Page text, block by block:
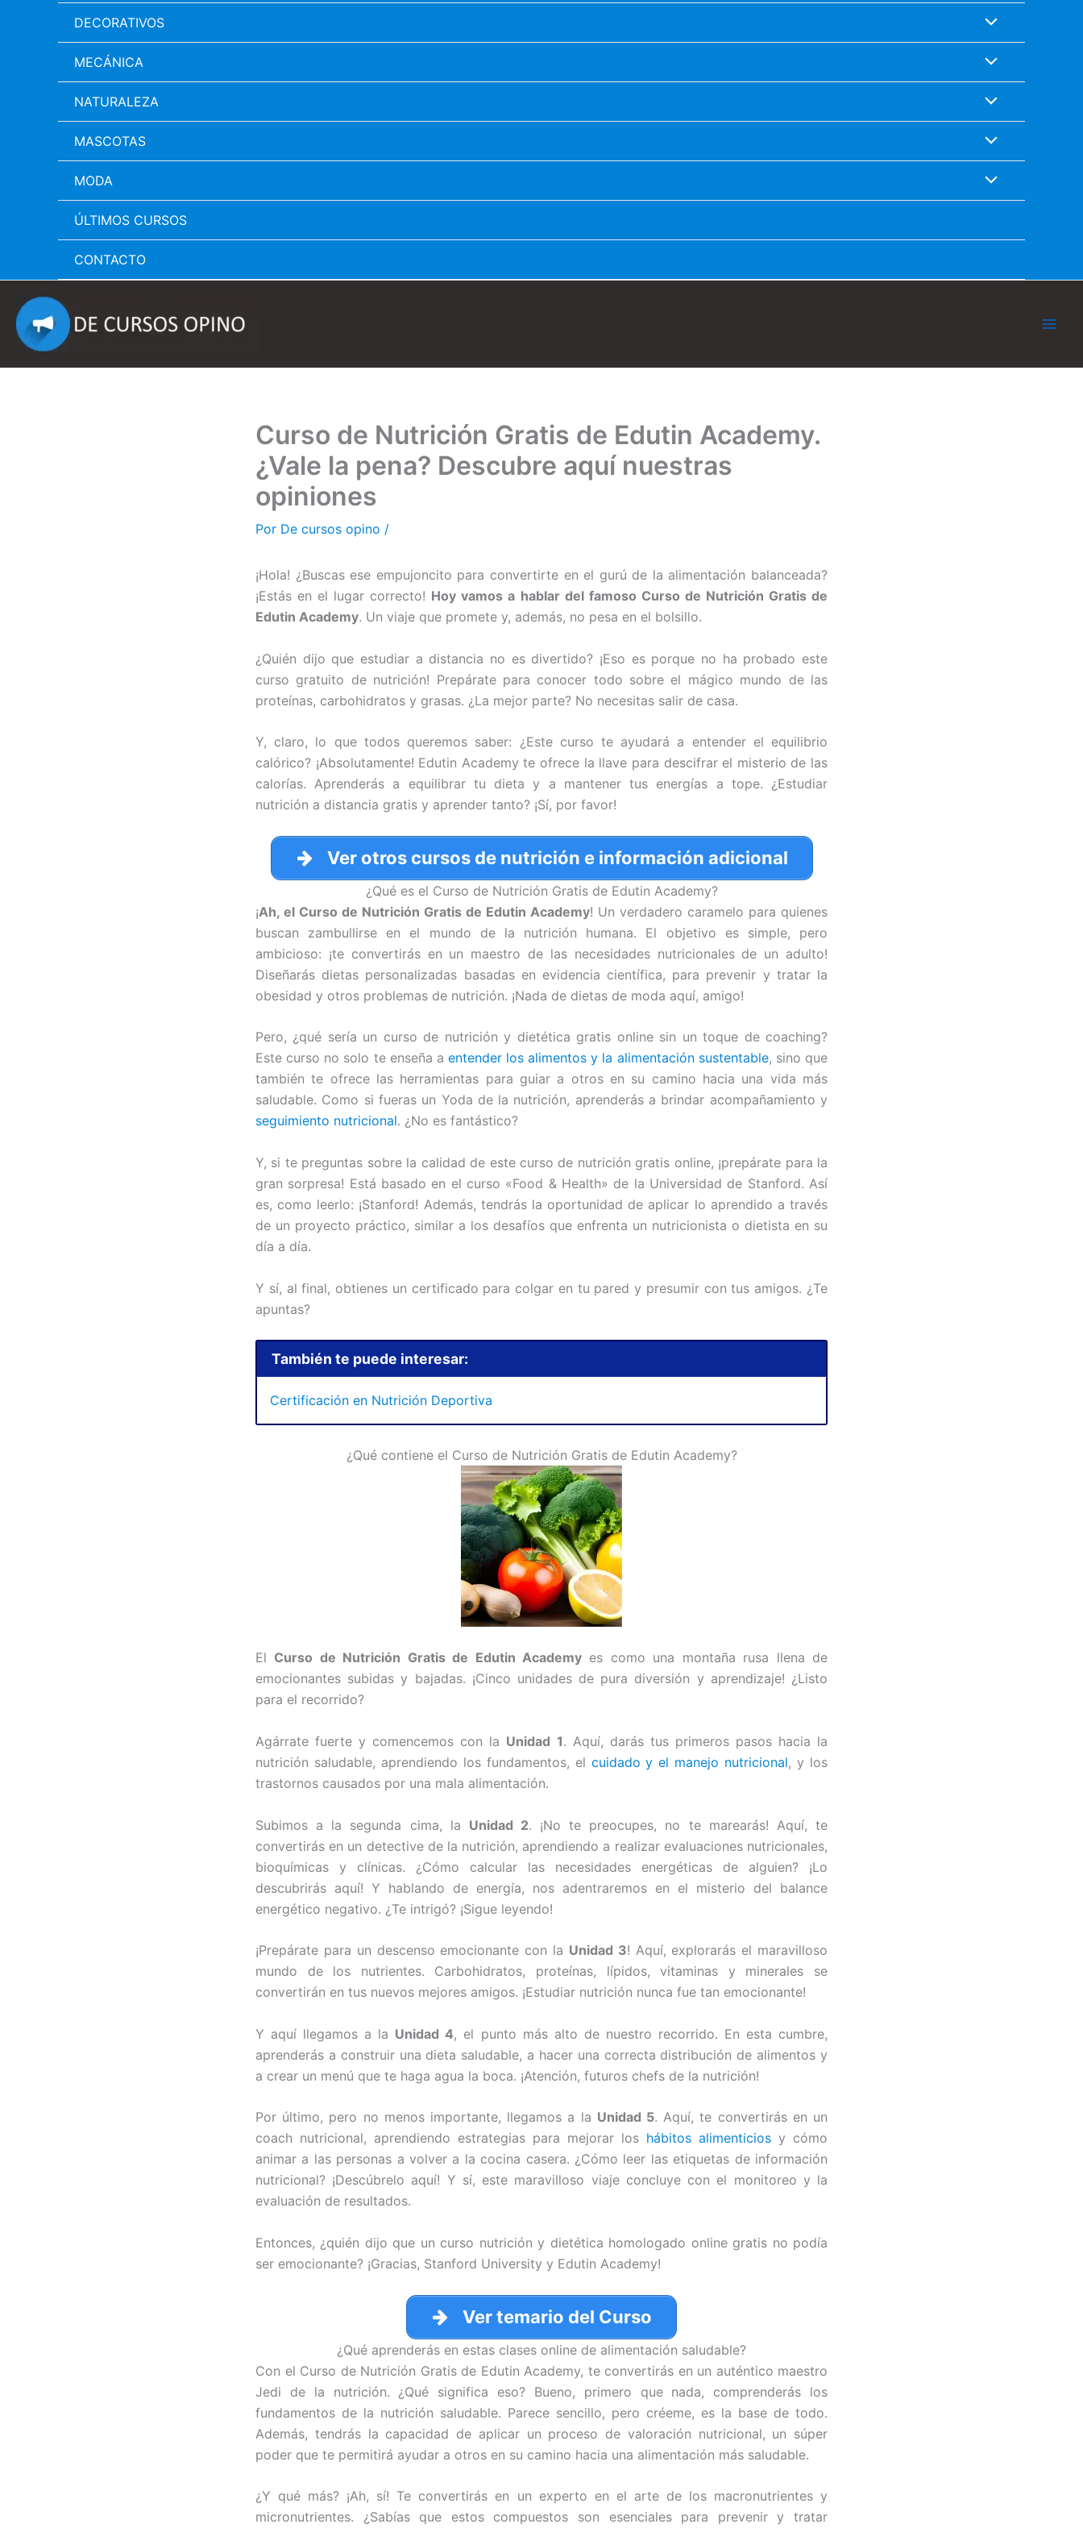
DECORATIVOS
MECÁNICA
NATURALEZA
MASCOTAS
MODA
ÚLTIMOS CURSOS
CONTACTO
Curso de Nutrición Gratis de Edutin Academy.
¿Vale la pena? Descubre aquí nuestras
opiniones
Por De cursos opino /
¡Hola! ¿Buscas ese empujoncito para convertirte en el gurú de la alimentación balanceada?
¡Estás en el lugar correcto! Hoy vamos a hablar del famoso Curso de Nutrición Gratis de
Edutin Academy. Un viaje que promete y, además, no pesa en el bolsillo.
¿Quién dijo que estudiar a distancia no es divertido? ¡Eso es porque no ha probado este
curso gratuito de nutrición! Prepárate para conocer todo sobre el mágico mundo de las
proteínas, carbohidratos y grasas. ¿La mejor parte? No necesitas salir de casa.
Y, claro, lo que todos queremos saber: ¿Este curso te ayudará a entender el equilibrio
calórico? ¡Absolutamente! Edutin Academy te ofrece la llave para descifrar el misterio de las
calorías. Aprenderás a equilibrar tu dieta y a mantener tus energías a tope. ¿Estudiar
nutrición a distancia gratis y aprender tanto? ¡Sí, por favor!
Ver otros cursos de nutrición e información adicional
¿Qué es el Curso de Nutrición Gratis de Edutin Academy?
¡Ah, el Curso de Nutrición Gratis de Edutin Academy! Un verdadero caramelo para quienes
buscan zambullirse en el mundo de la nutrición humana. El objetivo es simple, pero
ambicioso: ¡te convertirás en un maestro de las necesidades nutricionales de un adulto!
Diseñarás dietas personalizadas basadas en evidencia científica, para prevenir y tratar la
obesidad y otros problemas de nutrición. ¡Nada de dietas de moda aquí, amigo!
Pero, ¿qué sería un curso de nutrición y dietética gratis online sin un toque de coaching?
Este curso no solo te enseña a entender los alimentos y la alimentación sustentable, sino que
también te ofrece las herramientas para guiar a otros en su camino hacia una vida más
saludable. Como si fueras un Yoda de la nutrición, aprenderás a brindar acompañamiento y
seguimiento nutricional. ¿No es fantástico?
Y, si te preguntas sobre la calidad de este curso de nutrición gratis online, ¡prepárate para la
gran sorpresa! Está basado en el curso «Food & Health» de la Universidad de Stanford. Así
es, como leerlo: ¡Stanford! Además, tendrás la oportunidad de aplicar lo aprendido a través
de un proyecto práctico, similar a los desafíos que enfrenta un nutricionista o dietista en su
día a día.
Y sí, al final, obtienes un certificado para colgar en tu pared y presumir con tus amigos. ¿Te
apuntas?
También te puede interesar:
Certificación en Nutrición Deportiva
¿Qué contiene el Curso de Nutrición Gratis de Edutin Academy?
El Curso de Nutrición Gratis de Edutin Academy es como una montaña rusa llena de
emocionantes subidas y bajadas. ¡Cinco unidades de pura diversión y aprendizaje! ¿Listo
para el recorrido?
Agárrate fuerte y comencemos con la Unidad 1. Aquí, darás tus primeros pasos hacia la
nutrición saludable, aprendiendo los fundamentos, el cuidado y el manejo nutricional, y los
trastornos causados por una mala alimentación.
Subimos a la segunda cima, la Unidad 2. ¡No te preocupes, no te marearás! Aquí, te
convertirás en un detective de la nutrición, aprendiendo a realizar evaluaciones nutricionales,
bioquímicas y clínicas. ¿Cómo calcular las necesidades energéticas de alguien? ¡Lo
descubrirás aquí! Y hablando de energía, nos adentraremos en el misterio del balance
energético negativo. ¿Te intrigó? ¡Sigue leyendo!
¡Prepárate para un descenso emocionante con la Unidad 3! Aquí, explorarás el maravilloso
mundo de los nutrientes. Carbohidratos, proteínas, lípidos, vitaminas y minerales se
convertirán en tus nuevos mejores amigos. ¡Estudiar nutrición nunca fue tan emocionante!
Y aquí llegamos a la Unidad 4, el punto más alto de nuestro recorrido. En esta cumbre,
aprenderás a construir una dieta saludable, a hacer una correcta distribución de alimentos y
a crear un menú que te haga agua la boca. ¡Atención, futuros chefs de la nutrición!
Por último, pero no menos importante, llegamos a la Unidad 5. Aquí, te convertirás en un
coach nutricional, aprendiendo estrategias para mejorar los hábitos alimenticios y cómo
animar a las personas a volver a la cocina casera. ¿Cómo leer las etiquetas de información
nutricional? ¡Descúbrelo aquí! Y sí, este maravilloso viaje concluye con el monitoreo y la
evaluación de resultados.
Entonces, ¿quién dijo que un curso nutrición y dietética homologado online gratis no podía
ser emocionante? ¡Gracias, Stanford University y Edutin Academy!
Ver temario del Curso
¿Qué aprenderás en estas clases online de alimentación saludable?
Con el Curso de Nutrición Gratis de Edutin Academy, te convertirás en un auténtico maestro
Jedi de la nutrición. ¿Qué significa eso? Bueno, primero que nada, comprenderás los
fundamentos de la nutrición saludable. Parece sencillo, pero créeme, es la base de todo.
Además, tendrás la capacidad de aplicar un proceso de valoración nutricional, un súper
poder que te permitirá ayudar a otros en su camino hacia una alimentación más saludable.
¿Y qué más? ¡Ah, sí! Te convertirás en un experto en el arte de los macronutrientes y
micronutrientes. ¿Sabías que estos compuestos son esenciales para prevenir y tratar